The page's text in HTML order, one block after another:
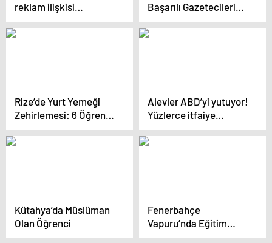
reklam ilişkisi
iddiasında Serenay
Sarıkaya ve Mert Demir
Başarılı Gazetecileri
Yarışması’nda Birinci
Oldu
Rize’de Yurt Yemeği
Zehirlemesi: 6 Öğrenci
Hastaneye Kaldırıldı
Alevler ABD’yi yutuyor!
Yüzlerce itfaiye
ekibinin
söndüremediği
Kütahya’da Müslüman
Olan Öğrenci
Fenerbahçe
Vapuru’nda Eğitim
Atölyesi